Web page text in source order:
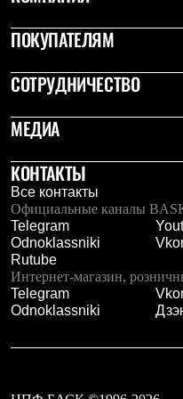
Брюки
Куртки
Флисовая одежда
Куртки
Брюки
Комбинезоны
Термобелье
Снаряжение
Палатки и тенты
Палатки
Тенты
Аксессуары для палаток
Рюкзаки
Экспедиционные
Легкоходные
Альпинистские
Комбинированные
ПОКУПАТЕЛЯМ
СОТРУДНИЧЕСТВО
МЕДИА
КОНТАКТЫ
Все контакты
Официальные каналы
Telegram
Odnoklassniki
Rutube
Интернет-магазин,
Telegram
Odnoklassniki